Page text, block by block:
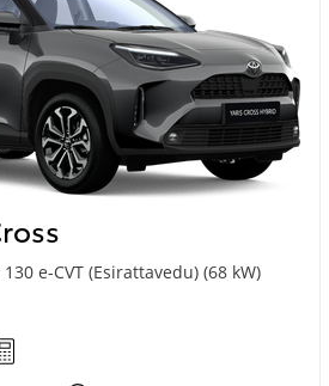
e-CVT (Esirattavedu) (68 kW)